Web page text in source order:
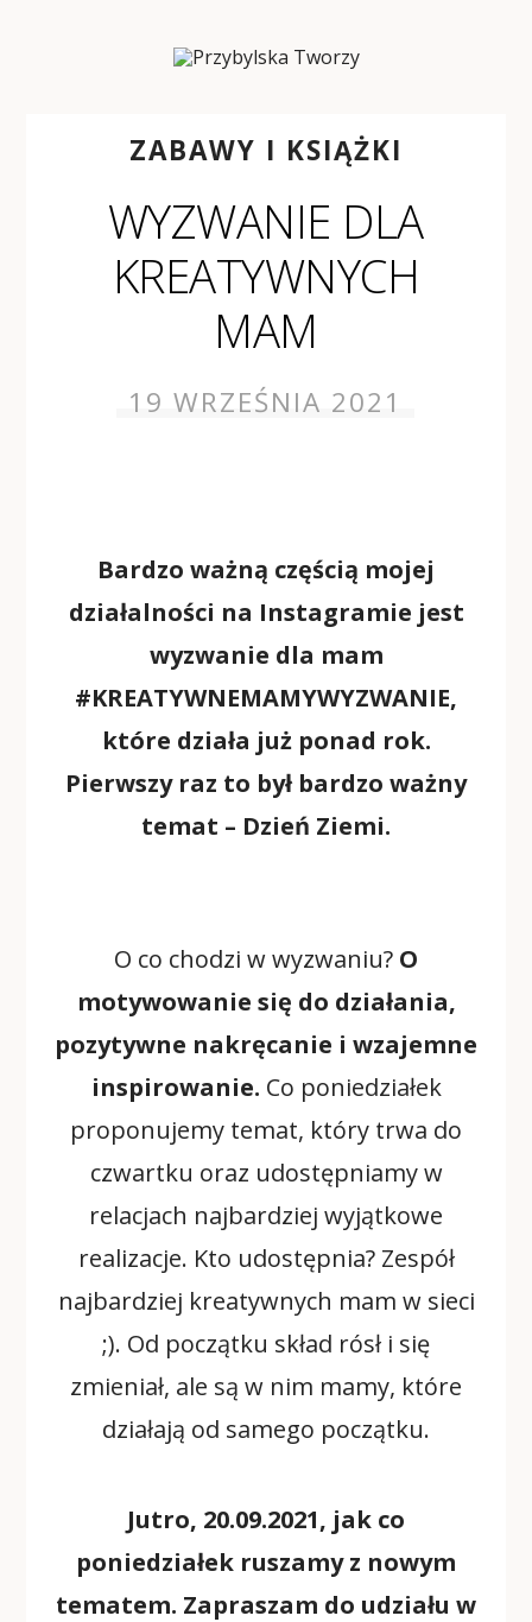
ZABAWY I KSIĄŻKI
WYZWANIE DLA
KREATYWNYCH
MAM
19 WRZEŚNIA 2021
Bardzo ważną częścią mojej
działalności na Instagramie jest
wyzwanie dla mam
#KREATYWNEMAMYWYZWANIE,
które działa już ponad rok.
Pierwszy raz to był bardzo ważny
temat – Dzień Ziemi.
O co chodzi w wyzwaniu? O
motywowanie się do działania,
pozytywne nakręcanie i wzajemne
inspirowanie. Co poniedziałek
proponujemy temat, który trwa do
czwartku oraz udostępniamy w
relacjach najbardziej wyjątkowe
realizacje. Kto udostępnia? Zespół
najbardziej kreatywnych mam w sieci
;). Od początku skład rósł i się
zmieniał, ale są w nim mamy, które
działają od samego początku.
Jutro, 20.09.2021, jak co
poniedziałek ruszamy z nowym
tematem. Zapraszam do udziału w